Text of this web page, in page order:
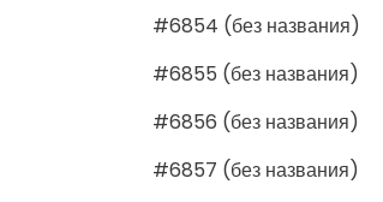
#6854 (без названия)
#6855 (без названия)
#6856 (без названия)
#6857 (без названия)